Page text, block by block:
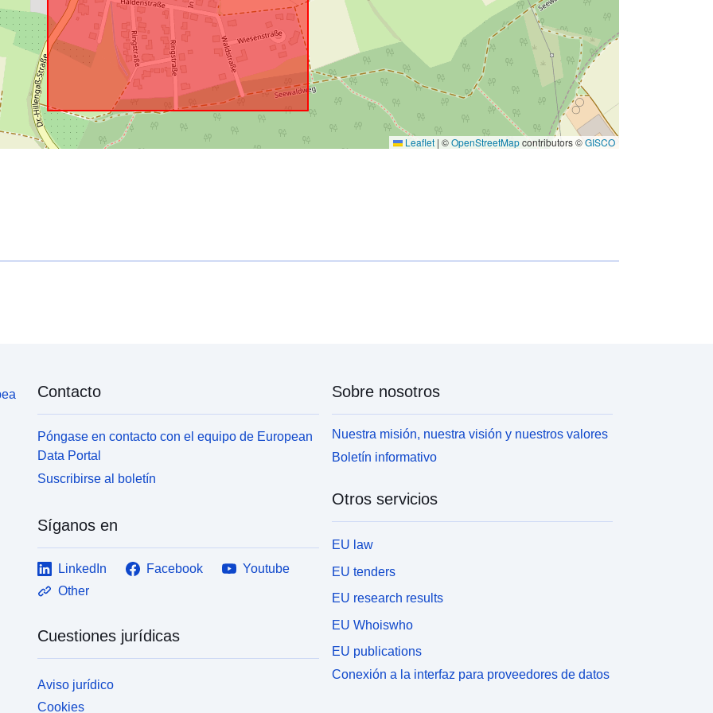
Leaflet | ©OpenStreetMapcontributors ©GISCO
Contacto
Póngase en contacto con el equipo de European
Data Portal
Suscribirse al boletín
Síganos en
LinkedIn Facebook
Youtube
Other
Cuestiones jurídicas
Aviso jurídico
Cookies
Sobre nosotros
Nuestra misión, nuestra visión y nuestros valores
Boletín informativo
Otros servicios
EU law
EU tenders
EU research results
EU Whoiswho
EU publications
Conexión a la interfaz para proveedores de datos